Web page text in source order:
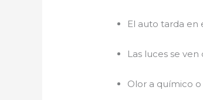
El auto tarda en
Las luces se
Olor a químico